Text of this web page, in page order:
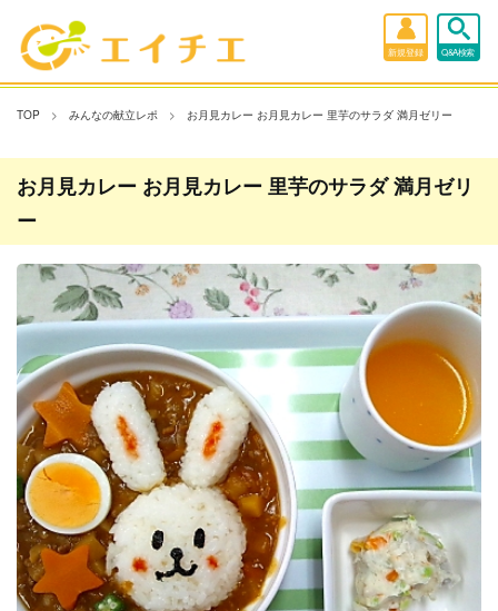
新規登録 Q&A検索
TOP みんなの献立レポ お月見カレー お月見カレー 里芋のサラダ 満月ゼリー
お月見カレー お月見カレー 里芋のサラダ 満月ゼリ
ー